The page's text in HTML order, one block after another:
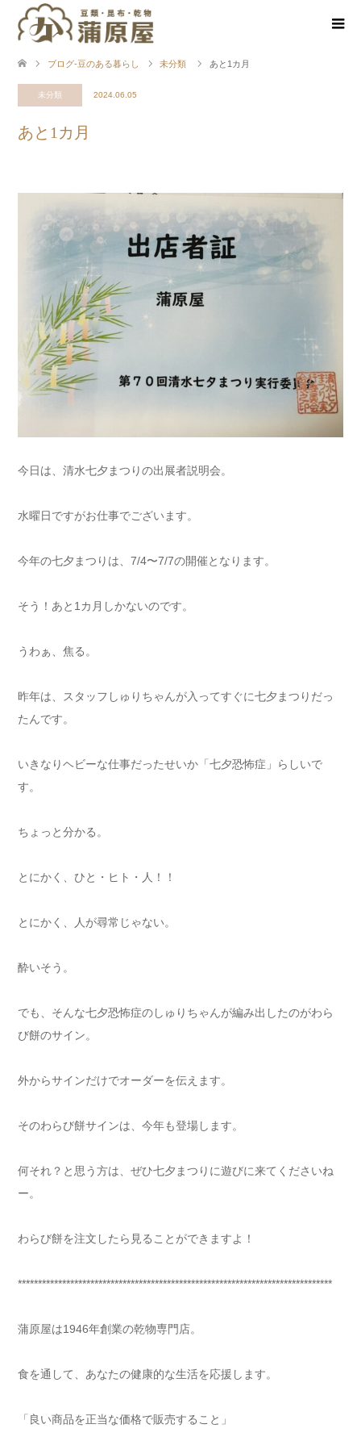
ブログ-豆のある暮らし 未分類 あと1カ月
未分類 2024.06.05
あと1カ月
今日は、清水七夕まつりの出展者説明会。
水曜日ですがお仕事でございます。
今年の七夕まつりは、7/4〜7/7の開催となります。
そう！あと1カ月しかないのです。
うわぁ、焦る。
昨年は、スタッフしゅりちゃんが入ってすぐに七夕まつりだっ
たんです。
いきなりヘビーな仕事だったせいか「七夕恐怖症」らしいで
す。
ちょっと分かる。
とにかく、ひと・ヒト・人！！
とにかく、人が尋常じゃない。
酔いそう。
でも、そんな七夕恐怖症のしゅりちゃんが編み出したのがわら
び餅のサイン。
外からサインだけでオーダーを伝えます。
そのわらび餅サインは、今年も登場します。
何それ？と思う方は、ぜひ七夕まつりに遊びに来てくださいね
ー。
わらび餅を注文したら見ることができますよ！
******************************************************************************
蒲原屋は1946年創業の乾物専門店。
食を通して、あなたの健康的な生活を応援します。
「良い商品を正当な価格で販売すること」